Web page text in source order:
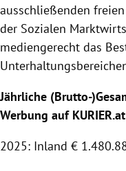
ausschließenden
der Sozialen
mediengerecht das
Jährliche (Brutto-
Werbung auf
2025: Inland €